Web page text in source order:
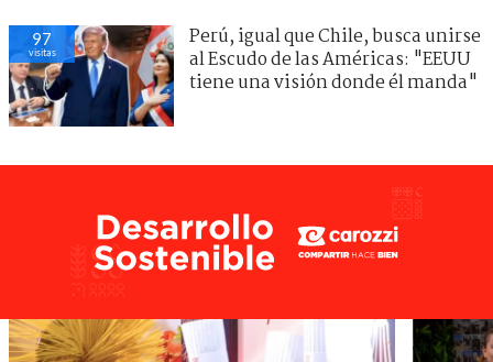
97
visitas
Perú, igual que Chile, busca unirse
al Escudo de las Américas: "EEUU
tiene una visión donde él manda"